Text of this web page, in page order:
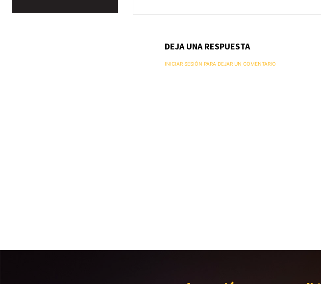
DEJA UNA RESPUESTA
INICIAR SESIÓN PARA DEJAR UN COMENTARIO